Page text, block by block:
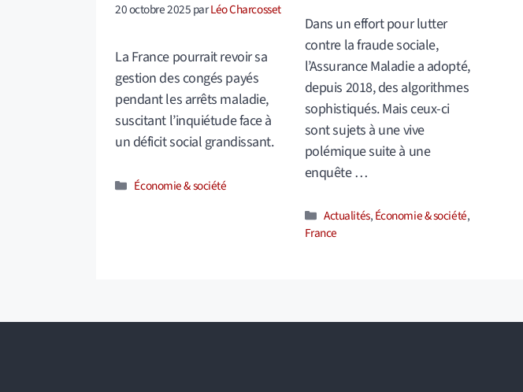
20 octobre 2025parLéo Charcosset
La France pourrait revoir sa
gestion des congés payés
pendant les arrêts maladie,
suscitant l’inquiétude face à
un déficit social grandissant.
Catégories
Économie & société
Dans un effort pour lutter
contre la fraude sociale,
l’Assurance Maladie a adopté,
depuis 2018, des algorithmes
sophistiqués. Mais ceux-ci
sont sujets à une vive
polémique suite à une
enquête …
Catégories
Actualités,Économie & société,
France